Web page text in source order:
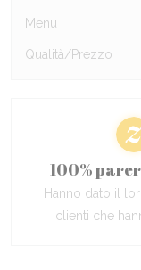
Menu
Qualità/Prezzo
100%
Hanno dato il
clienti che